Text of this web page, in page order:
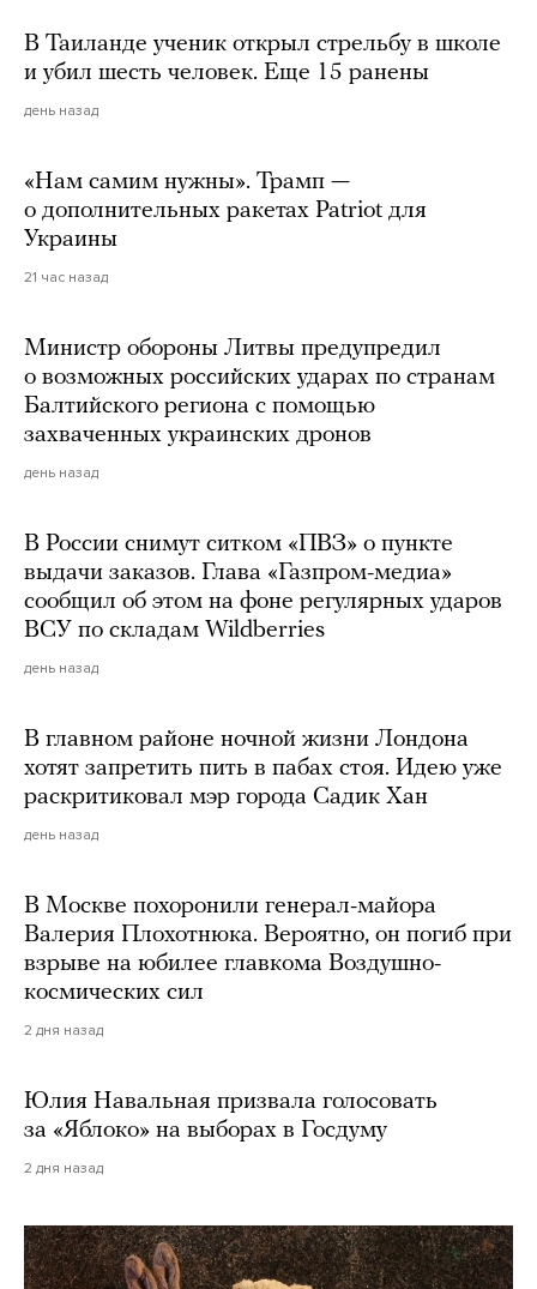
В Таиланде ученик открыл стрельбу в школе
и убил шесть человек. Еще 15 ранены
день назад
«Нам самим нужны». Трамп —
о дополнительных ракетах Patriot для
Украины
21 час назад
Министр обороны Литвы предупредил
о возможных российских ударах по странам
Балтийского региона с помощью
захваченных украинских дронов
день назад
В России снимут ситком «ПВЗ» о пункте
выдачи заказов. Глава «Газпром-медиа»
сообщил об этом на фоне регулярных ударов
ВСУ по складам Wildberries
день назад
В главном районе ночной жизни Лондона
хотят запретить пить в пабах стоя. Идею уже
раскритиковал мэр города Садик Хан
день назад
В Москве похоронили генерал-майора
Валерия Плохотнюка. Вероятно, он погиб при
взрыве на юбилее главкома Воздушно-
космических сил
2 дня назад
Юлия Навальная призвала голосовать
за «Яблоко» на выборах в Госдуму
2 дня назад